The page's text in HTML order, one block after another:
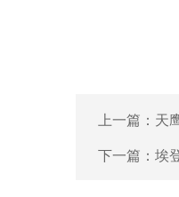
上一篇： 天
下一篇： 埃